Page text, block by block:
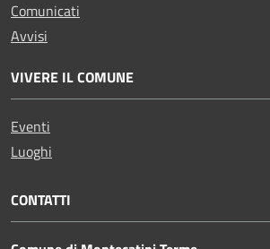
Comunicati
Avvisi
VIVERE IL COMUNE
Eventi
Luoghi
CONTATTI